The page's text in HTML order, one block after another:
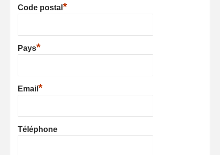
Code postal *
Pays*
Email *
Téléphone